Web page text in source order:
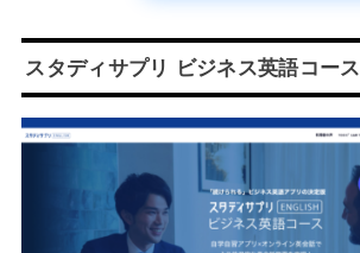
スタディサプリ ビジネス英語コース